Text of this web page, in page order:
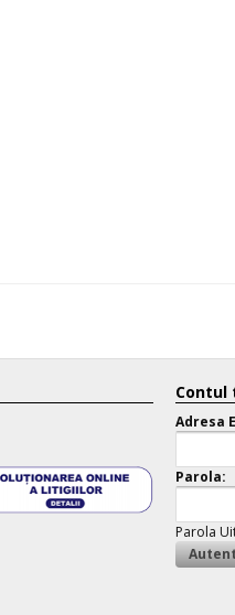
Contul
Adresa
Parola:
Parola